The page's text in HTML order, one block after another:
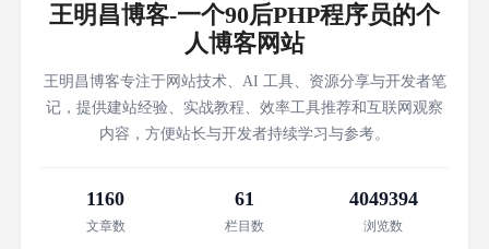
王明昌博客-一个90后PHP程序员的个
人博客网站
王明昌博客专注于网站技术、AI 工具、资源分享与开发者笔
记，提供建站经验、实战教程、效率工具推荐和互联网观察
内容，方便站长与开发者持续学习与参考。
1160
文章数
61
栏目数
4049394
浏览数